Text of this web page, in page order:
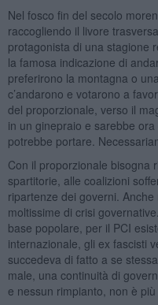
Nel fosco fin del secolo
raccogliendo il livore
protagonista di una stagione
la famosa indicazione di
preferirono la montagna o
c’andarono e votarono a
del proporzionale, verso il
in un ginepraio e sarebbe
potrebbe portare.
Con il proporzionale bisogna
spartitorie, alle coalizioni
ripartenze dei governi.
moltissime di crisi
base popolare, per il PCI
internazionale, gli ex fascisti
succedeva di fatto a se
male, una continuità di
e nessun rimpianto, non è più